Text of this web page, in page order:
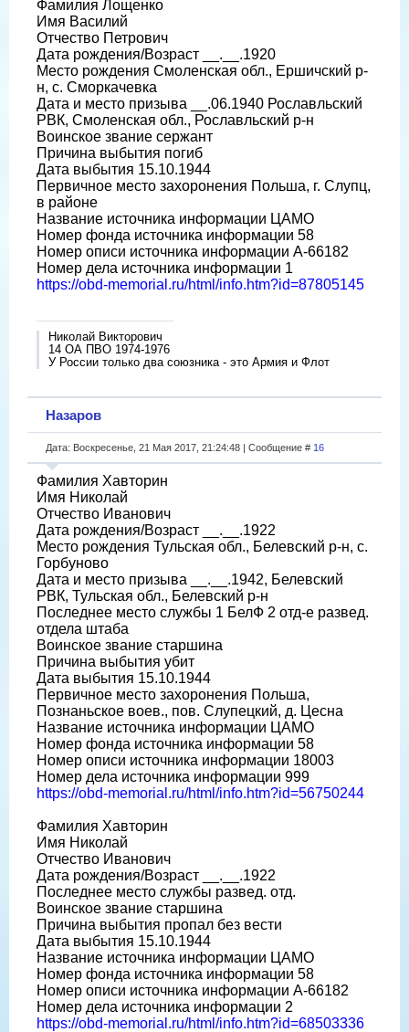
Фамилия Лощенко
Имя Василий
Отчество Петрович
Дата рождения/Возраст __.__.1920
Место рождения Смоленская обл., Ершичский р-
н, с. Сморкачевка
Дата и место призыва __.06.1940 Рославльский
РВК, Смоленская обл., Рославльский р-н
Воинское звание сержант
Причина выбытия погиб
Дата выбытия 15.10.1944
Первичное место захоронения Польша, г. Слупц,
в районе
Название источника информации ЦАМО
Номер фонда источника информации 58
Номер описи источника информации А-66182
Номер дела источника информации 1
https://obd-memorial.ru/html/info.htm?id=87805145
Николай Викторович
14 ОА ПВО 1974-1976
У России только два союзника - это Армия и Флот
Назаров
Дата: Воскресенье, 21 Мая 2017, 21:24:48 | Сообщение # 16
Фамилия Хавторин
Имя Николай
Отчество Иванович
Дата рождения/Возраст __.__.1922
Место рождения Тульская обл., Белевский р-н, с.
Горбуново
Дата и место призыва __.__.1942, Белевский
РВК, Тульская обл., Белевский р-н
Последнее место службы 1 БелФ 2 отд-е развед.
отдела штаба
Воинское звание старшина
Причина выбытия убит
Дата выбытия 15.10.1944
Первичное место захоронения Польша,
Познаньское воев., пов. Слупецкий, д. Цесна
Название источника информации ЦАМО
Номер фонда источника информации 58
Номер описи источника информации 18003
Номер дела источника информации 999
https://obd-memorial.ru/html/info.htm?id=56750244
Фамилия Хавторин
Имя Николай
Отчество Иванович
Дата рождения/Возраст __.__.1922
Последнее место службы развед. отд.
Воинское звание старшина
Причина выбытия пропал без вести
Дата выбытия 15.10.1944
Название источника информации ЦАМО
Номер фонда источника информации 58
Номер описи источника информации A-66182
Номер дела источника информации 2
https://obd-memorial.ru/html/info.htm?id=68503336